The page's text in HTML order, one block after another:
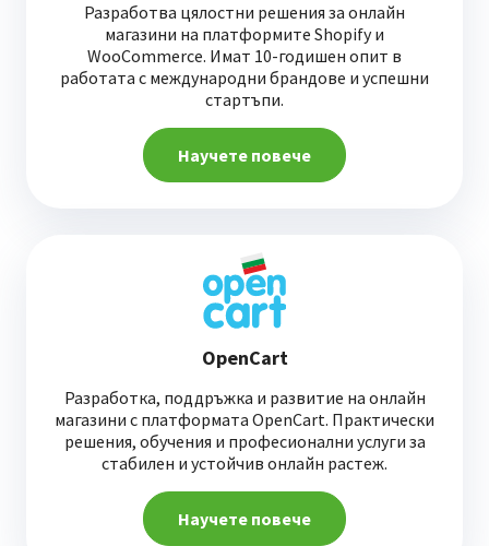
Разработва цялостни решения за онлайн
магазини на платформите Shopify и
WooCommerce. Имат 10-годишен опит в
работата с международни брандове и успешни
стартъпи.
Научете повече
OpenCart
Разработка, поддръжка и развитие на онлайн
магазини с платформата OpenCart. Практически
решения, обучения и професионални услуги за
стабилен и устойчив онлайн растеж.
Научете повече